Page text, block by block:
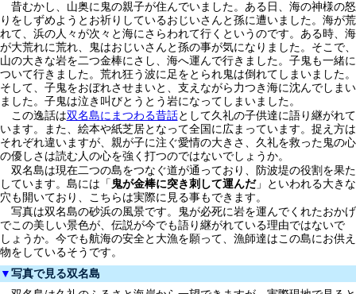
昔むかし、山奥に鬼の親子が住んでいました。ある日、海の神様の怒
りをしずめようとお祈りしているおじいさんと孫に遭いました。海が荒
れて、浜の人々が次々と海にさらわれて行くというのです。ある時、海
が大荒れに荒れ、鬼はおじいさんと孫の事が気になりました。そこで、
山の大きな岩を二つ金棒にさし、海へ運んで行きました。子鬼も一緒に
ついて行きました。荒れ狂う波に足をとられ鬼は倒れてしまいました。
そして、子鬼をおぼれさせまいと、支えながら力つき海に沈んでしまい
ました。子鬼は泣き叫びとうとう岩になってしまいました。
この逸話は双名島にまつわる昔話として久礼の子供達に語り継がれて
います。また、絵本や紙芝居となって全国に広まっています。捉え方は
それぞれ違いますが、親が子に注ぐ愛情の大きさ、久礼を救った鬼の心
の優しさは読む人の心を強く打つのではないでしょうか。
双名島は現在二つの島をつなぐ道が通っており、防波堤の役割を果た
しています。島には「 鬼が金棒に突き刺して運んだ」といわれる大きな
穴も開いており、こちらは実際に見る事もできます。
写真は双名島の砂浜の風景です。鬼が必死に岩を運んでくれたおかげ
でこの美しい景色が、伝説が今でも語り継がれている理由ではないで
しょうか。今でも航海の安全と大漁を願って、漁師達はこの島にお供え
物をしているそうです。
▼ 写真で見る双名島